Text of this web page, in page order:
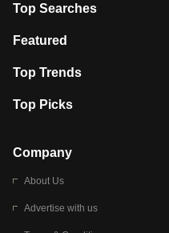
Top Searches
मुंबई में लगे 'जेन जी' के पोस्टर, लिखा- 'मैं
Featured
10 अगस्त को विधानसभा का घेराव करेंगे
Top Trends
RBI का नया नियम: अब बैंकों को अपनी सभी
Top Picks
बारिश की चेतावनी
Company
About Us
Advertise with us